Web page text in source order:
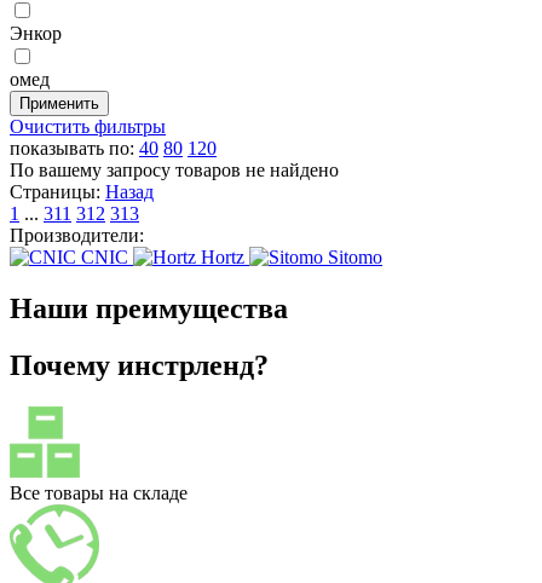
Энкор
омед
Очистить фильтры
показывать по: 40 80 120
По вашему запросу товаров не найдено
Страницы: Назад
1 ... 311 312 313
Производители:
CNIC
Hortz Sitomo
Наши преимущества
Почему инстрленд?
Все товары на складе